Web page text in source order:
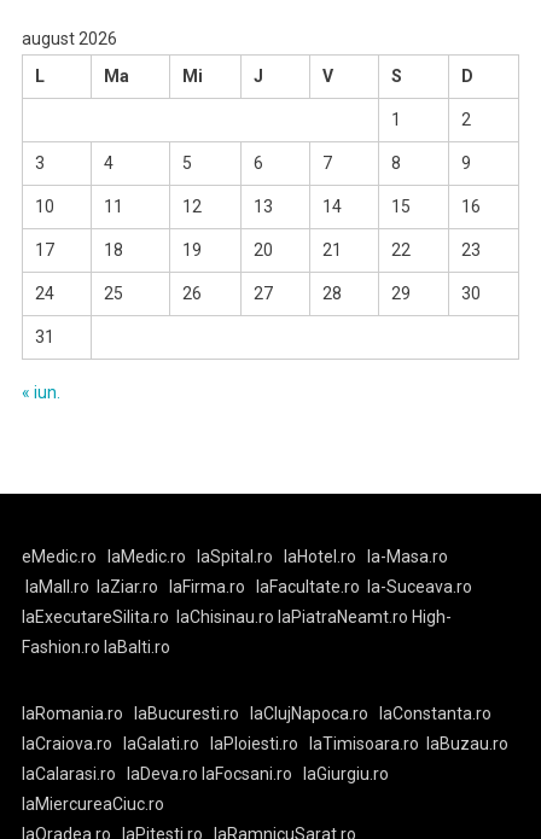
august 2026
L
Ma Mi J V S D
1 2
3 4 5 6 7 8 9
10 11 12 13 14 15 16
17 18 19 20 21 22 23
24 25 26 27 28 29 30
31
« iun.
eMedic.ro laMedic.ro laSpital.ro laHotel.ro
la-Masa.ro
laMall.ro
laZiar.ro laFirma.ro laFacultate.ro
la-Suceava.ro
laExecutareSilita.ro
laChisinau.ro laPiatraNeamt.ro High-
Fashion.ro laBalti.ro
laRomania.ro laBucuresti.ro laClujNapoca.ro
laConstanta.ro
laCraiova.ro
laGalati.ro laPloiesti.ro laTimisoara.ro
laBuzau.ro
laCalarasi.ro
laDeva.ro laFocsani.ro
laGiurgiu.ro
laMiercureaCiuc.ro
laOradea.ro
laPitesti.ro laRamnicuSarat.ro